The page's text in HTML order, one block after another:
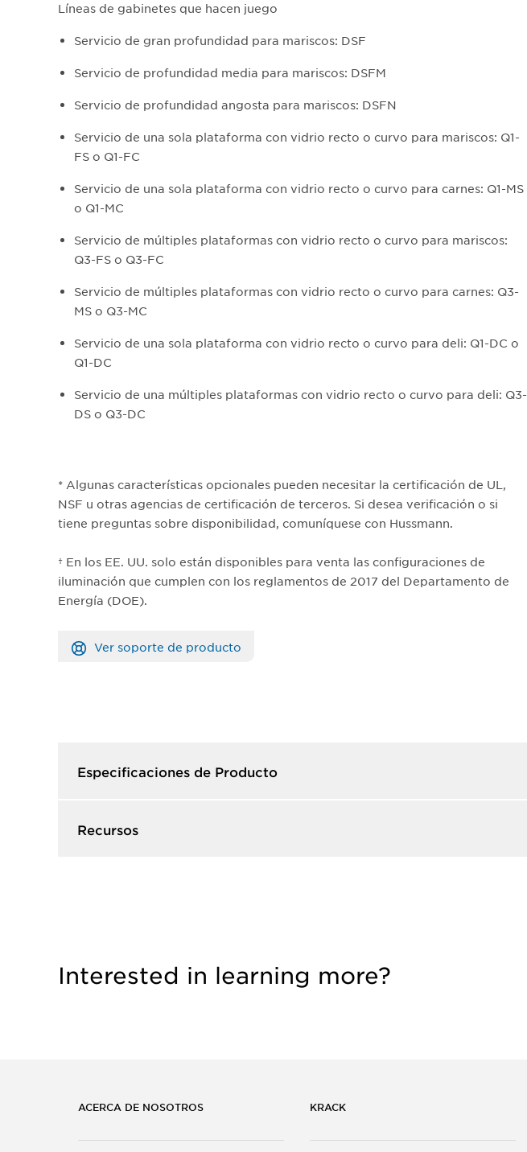
Líneas de gabinetes que hacen juego
Servicio de gran profundidad para mariscos: DSF
Servicio de profundidad media para mariscos: DSFM
Servicio de profundidad angosta para mariscos: DSFN
Servicio de una sola plataforma con vidrio recto o curvo para mariscos: Q1-
FS o Q1-FC
Servicio de una sola plataforma con vidrio recto o curvo para carnes: Q1-MS
o Q1-MC
Servicio de múltiples plataformas con vidrio recto o curvo para mariscos:
Q3-FS o Q3-FC
Servicio de múltiples plataformas con vidrio recto o curvo para carnes: Q3-
MS o Q3-MC
Servicio de una sola plataforma con vidrio recto o curvo para deli: Q1-DC o
Q1-DC
Servicio de una múltiples plataformas con vidrio recto o curvo para deli: Q3-
DS o Q3-DC
* Algunas características opcionales pueden necesitar la certificación de UL,
NSF u otras agencias de certificación de terceros. Si desea verificación o si
tiene preguntas sobre disponibilidad, comuníquese con Hussmann.
† En los EE. UU. solo están disponibles para venta las configuraciones de
iluminación que cumplen con los reglamentos de 2017 del Departamento de
Energía (DOE).
Ver soporte de producto
Especificaciones de Producto​
Recursos​
Interested in learning more?
ACERCA DE NOSOTROS KRACK